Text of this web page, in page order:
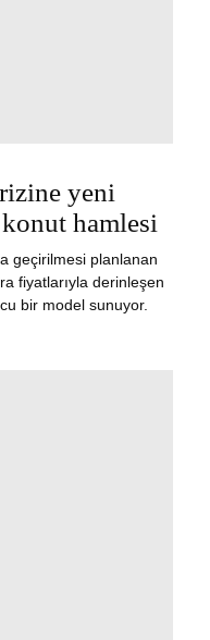
yeni
hamlesi
geçirilmesi planlanan
fiyatlarıyla derinleşen
bir model sunuyor.